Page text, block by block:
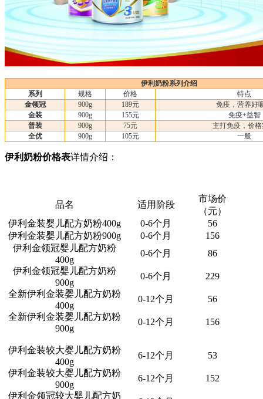
伊利奶粉系列介绍
系列
规格 价格
特点
金领冠
900g 189元
免疫，营养好
金装
900g 155元
免疫+益智
普装
900g 75元
主打免疫，价
全优
900g 105元 一般
伊利奶粉价格表详情介绍：
品名 适用阶段
市场价
（元）
伊利金装婴儿配方奶粉400g
0-6个月
56
伊利金装婴儿配方奶粉900g
0-6个月
156
伊利金领冠婴儿配方奶粉
400g
0-6个月
86
伊利金领冠婴儿配方奶粉
900g
0-6个月
229
全新伊利金装婴儿配方奶粉
400g
0-12个月
56
全新伊利金装婴儿配方奶粉
900g
0-12个月 156
伊利金装较大婴儿配方奶粉
400g
6-12个月
53
伊利金装较大婴儿配方奶粉
900g
6-12个月
152
伊利金领冠较大婴儿配方奶